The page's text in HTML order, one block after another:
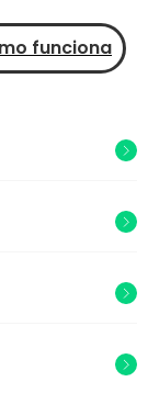
funciona